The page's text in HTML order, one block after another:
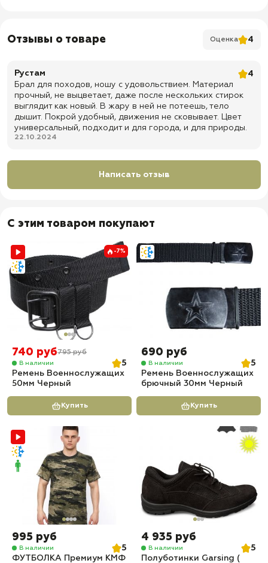
Отзывы о товаре Оценка 4
Рустам
4
Брал для походов, ношу с удовольствием. Материал
прочный, не выцветает, даже после нескольких стирок
выглядит как новый. В жару в ней не потеешь, тело
дышит. Покрой удобный, движения не сковывает. Цвет
универсальный, подходит и для города, и для природы.
22.10.2024
Написать отзыв
С этим товаром покупают
-7%
740 руб795 руб
В наличии
5
Ремень Военнослужащих
50мм Черный
Купить
690 руб
В наличии
5
Ремень Военнослужащих
брючный 30мм Черный
Купить
995 руб
В наличии
5
ФУТБОЛКА Премиум КМФ
4 935 руб
В наличии
5
Полуботинки Garsing (